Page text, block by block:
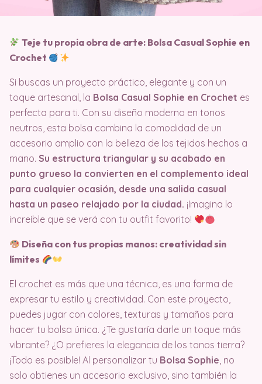
Teje tu propia obra de arte: Bolsa Casual Sophie en
Crochet
Si buscas un proyecto práctico, elegante y con un
toque artesanal, la Bolsa Casual Sophie en Crochet es
perfecta para ti. Con su diseño moderno en tonos
neutros, esta bolsa combina la comodidad de un
accesorio amplio con la belleza de los tejidos hechos a
mano. Su estructura triangular y su acabado en
punto grueso la convierten en el complemento ideal
para cualquier ocasión, desde una salida casual
hasta un paseo relajado por la ciudad. ¡Imagina lo
increíble que se verá con tu outfit favorito!
Diseña con tus propias manos: creatividad sin
límites
El crochet es más que una técnica, es una forma de
expresar tu estilo y creatividad. Con este proyecto,
puedes jugar con colores, texturas y tamaños para
hacer tu bolsa única. ¿Te gustaría darle un toque más
vibrante? ¿O prefieres la elegancia de los tonos tierra?
¡Todo es posible! Al personalizar tu Bolsa Sophie, no
solo obtienes un accesorio exclusivo, sino también la